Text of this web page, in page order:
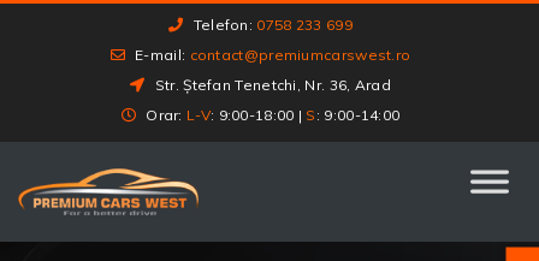
Telefon: 0758 233 699
E-mail: contact@premiumcarswest.ro
Str. Ștefan Tenetchi, Nr. 36, Arad
Orar: L-V: 9:00-18:00 | S : 9:00-14:00